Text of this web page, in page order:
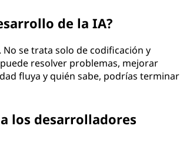
de la IA?
se trata solo de codificación y
resolver problemas, mejorar
fluya y quién sabe, podrías terminar
los desarrolladores